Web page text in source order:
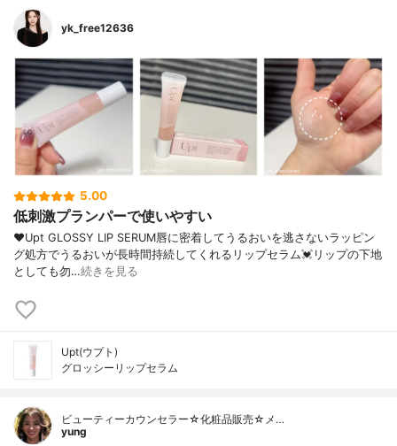
yk_free12636
5.00
低刺激プランパーで使いやすい
❤︎⁡Upt GLOSSY LIP SERUM唇に密着してうるおいを逃さないラッピン
グ処方でうるおいが長時間持続してくれるリップセラム💓⁡リップの下地
としても勿…続きを見る
Upt(ウプト)
グロッシーリップセラム
ビューティーカウンセラー☆化粧品販売☆メ…
yung